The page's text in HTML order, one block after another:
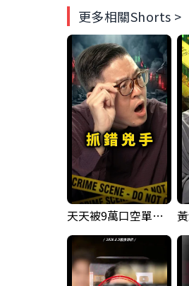
更多相關Shorts >
天天被9萬口空單嚇，其實你盯錯地方了｜Mr.Jimmy高志銘 #台股 #外資期貨 #融資